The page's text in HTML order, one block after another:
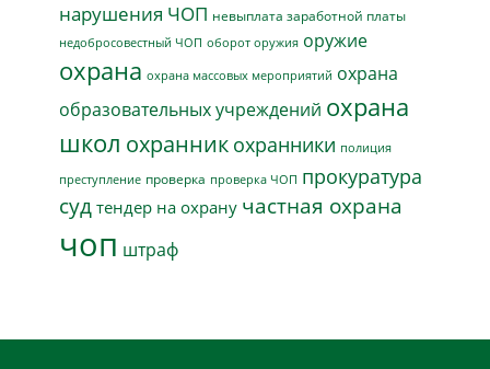
нарушения ЧОП невыплата заработной платы
недобросовестный ЧОП оборот оружия оружие
охрана охрана массовых мероприятий охрана
образовательных учреждений охрана
школ охранник охранники полиция
преступление проверка проверка ЧОП прокуратура
суд тендер на охрану частная охрана
чоп штраф